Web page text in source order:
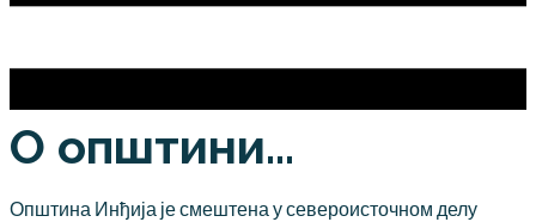
О општини...
Општина Инђија је смештена у североисточном делу